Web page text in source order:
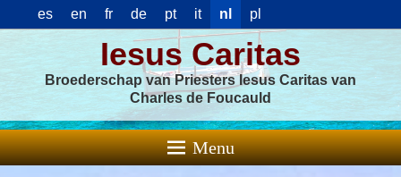
es en fr de pt it nl pl
Iesus Caritas
Broederschap van Priesters Iesus Caritas van
Charles de Foucauld
Menu